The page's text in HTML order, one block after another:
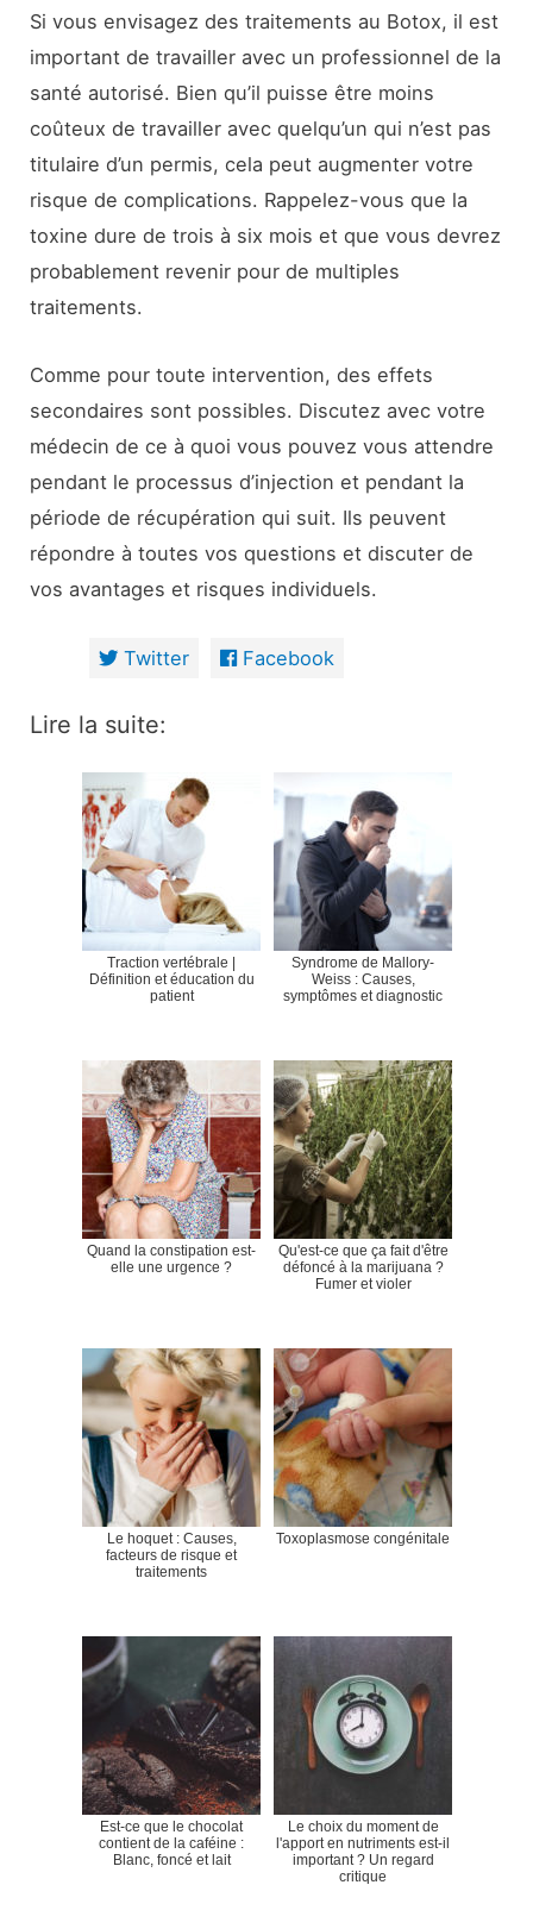
Si vous envisagez des traitements au Botox, il est
important de travailler avec un professionnel de la
santé autorisé. Bien qu’il puisse être moins
coûteux de travailler avec quelqu’un qui n’est pas
titulaire d’un permis, cela peut augmenter votre
risque de complications. Rappelez-vous que la
toxine dure de trois à six mois et que vous devrez
probablement revenir pour de multiples
traitements.
Comme pour toute intervention, des effets
secondaires sont possibles. Discutez avec votre
médecin de ce à quoi vous pouvez vous attendre
pendant le processus d’injection et pendant la
période de récupération qui suit. Ils peuvent
répondre à toutes vos questions et discuter de
vos avantages et risques individuels.
Twitter Facebook
Lire la suite:
Traction vertébrale |
Définition et éducation du
patient
Syndrome de Mallory-
Weiss : Causes,
symptômes et diagnostic
Quand la constipation est-
elle une urgence ?
Qu'est-ce que ça fait d'être
défoncé à la marijuana ?
Fumer et violer
Le hoquet : Causes,
facteurs de risque et
traitements
Toxoplasmose congénitale
Est-ce que le chocolat
contient de la caféine :
Blanc, foncé et lait
Le choix du moment de
l'apport en nutriments est-il
important ? Un regard
critique